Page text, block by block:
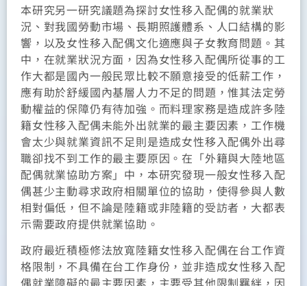
本研究另一研究議題為探討女性移入配偶的就業狀
況、對我國勞動市場、長期照護體系、人口結構的影
響，以及女性移入配偶文化適應與子女教育問題。其
中，在就業狀況方面，因為女性移入配偶所從事的工
作大都是國內一般民眾比較不願意接受的低薪工作，
應有助於舒緩國內基層人力不足的問題，惟其法定勞
動權益的保障仍有待加強。而料理家務是造成許多陸
籍女性移入配偶未能外出就業的最主要因素，工作機
會太少與就業資訊不足則是造成女性移入配偶外出尋
職卻找不到工作的最主要原因。在「外籍與大陸地區
配偶就業協助方案」中，本研究發現一般女性移入配
偶甚少主動尋求政府相關單位的協助，使得參與人數
相對偏低，但不論是陸籍或非陸籍的受訪者，大都表
示需要政府提供就業協助。
政府最近積極修法放寬陸籍女性移入配偶在台工作資
格限制，不具備在台工作身份，並非造成女性移入配
偶就業障礙的最主要因素，主要受其他限制羈絆，因